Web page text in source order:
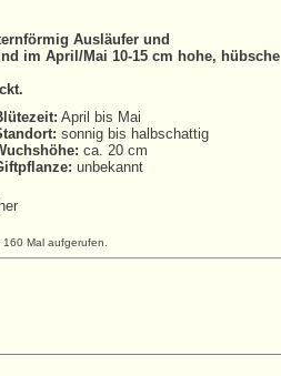
Ausläufer und
im April/Mai 10-15 cm hohe, hübsche
April bis Mai
sonnig bis halbschattig
ca. 20 cm
unbekannt
Mal aufgerufen.